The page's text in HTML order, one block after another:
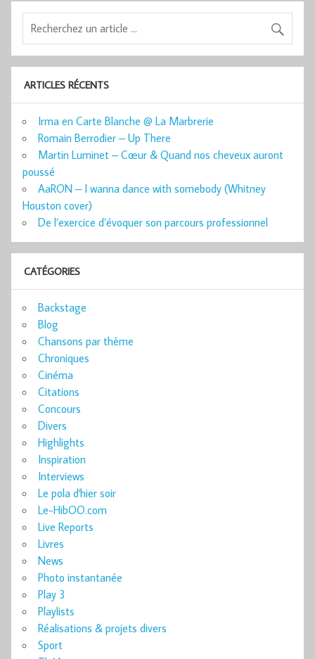
ARTICLES RÉCENTS
Irma en Carte Blanche @ La Marbrerie
Romain Berrodier – Up There
Martin Luminet – Cœur & Quand nos cheveux auront
poussé
AaRON – I wanna dance with somebody (Whitney
Houston cover)
De l’exercice d’évoquer son parcours professionnel
CATÉGORIES
Backstage
Blog
Chansons par thème
Chroniques
Cinéma
Citations
Concours
Divers
Highlights
Inspiration
Interviews
Le pola d'hier soir
Le-HibOO.com
Live Reports
Livres
News
Photo instantanée
Play 3
Playlists
Réalisations & projets divers
Sport